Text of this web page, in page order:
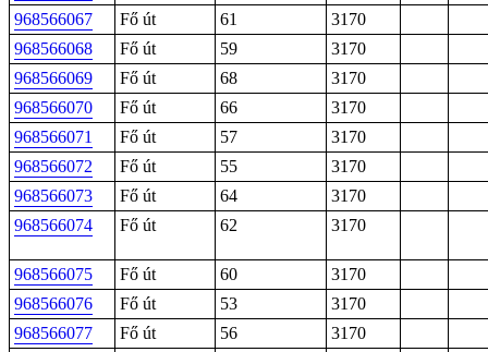
968566067
Fő út 61
3170
968566068
Fő út 59
3170
968566069
Fő út 68
3170
968566070
Fő út 66
3170
968566071
Fő út 57
3170
968566072
Fő út 55
3170
968566073
Fő út 64
3170
968566074
Fő út 62 3170
968566075 Fő út 60
3170
968566076
Fő út 53
3170
968566077
Fő út 56
3170